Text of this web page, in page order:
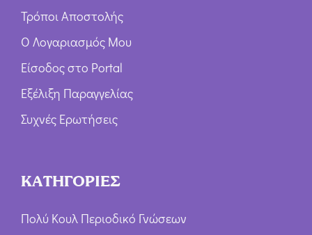
Τρόποι Αποστολής
Ο Λογαριασμός Μου
Είσοδος στο Portal
Εξέλιξη Παραγγελίας
Συχνές Ερωτήσεις
ΚΑΤΗΓΟΡΙΕΣ
Πολύ Κουλ Περιοδικό Γνώσεων